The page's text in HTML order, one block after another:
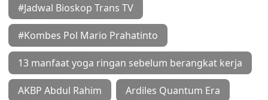
#Jadwal Bioskop Trans TV
#Kombes Pol Mario Prahatinto
13 manfaat yoga ringan sebelum berangkat kerja
AKBP Abdul Rahim Ardiles Quantum Era